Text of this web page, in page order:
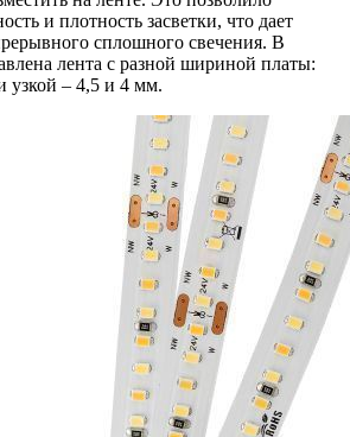
и плотность засветки, что дает
сплошного свечения. В
лента с разной шириной платы:
узкой – 4,5 и 4 мм.